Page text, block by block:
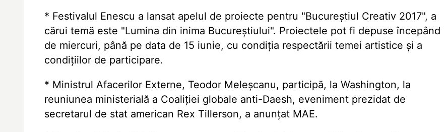
* Festivalul Enescu a lansat apelul de proiecte pentru "Bucureștiul Creativ 2017", a
cărui temă este "Lumina din inima Bucureștiului". Proiectele pot fi depuse începând
de miercuri, până pe data de 15 iunie, cu condiția respectării temei artistice și a
condițiilor de participare.
* Ministrul Afacerilor Externe, Teodor Meleșcanu, participă, la Washington, la
reuniunea ministerială a Coaliției globale anti-Daesh, eveniment prezidat de
secretarul de stat american Rex Tillerson, a anunțat MAE.